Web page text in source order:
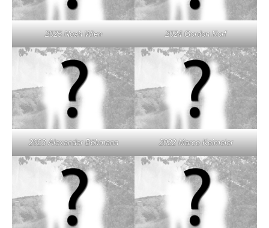
2025 Noah Wien 2024 Gordon Korf
2023 Alexander Bökmann 2022 Marco Keimeier